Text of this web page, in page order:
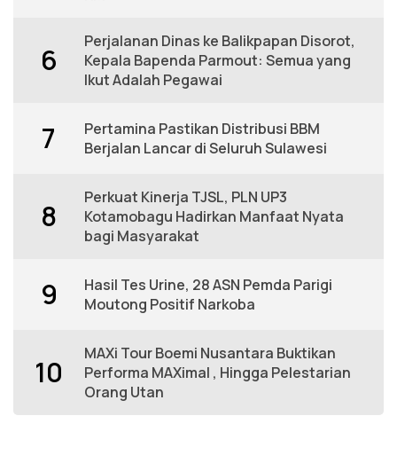
6
Perjalanan Dinas ke Balikpapan Disorot,
Kepala Bapenda Parmout: Semua yang
Ikut Adalah Pegawai
7
Pertamina Pastikan Distribusi BBM
Berjalan Lancar di Seluruh Sulawesi
8
Perkuat Kinerja TJSL, PLN UP3
Kotamobagu Hadirkan Manfaat Nyata
bagi Masyarakat
9
Hasil Tes Urine, 28 ASN Pemda Parigi
Moutong Positif Narkoba
10
MAXi Tour Boemi Nusantara Buktikan
Performa MAXimal , Hingga Pelestarian
Orang Utan